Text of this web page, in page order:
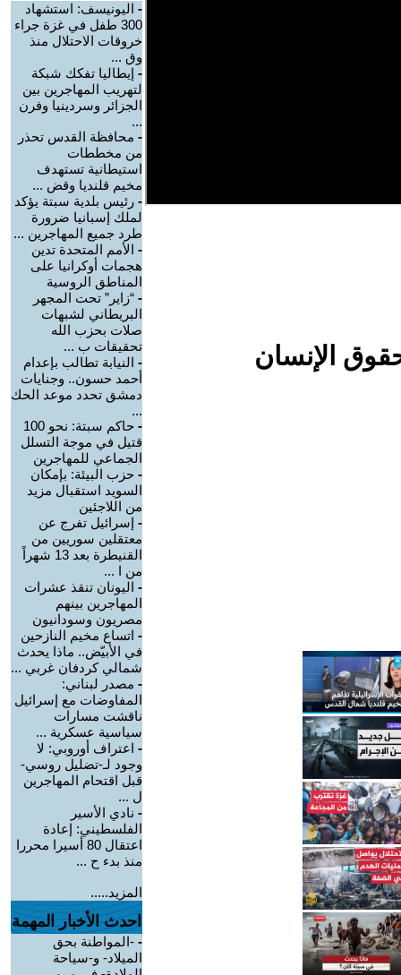
الإنسان
- اليونيسف: استشهاد
300 طفل في غزة جراء
خروقات الاحتلال منذ
وق ...
- إيطاليا تفكك شبكة
لتهريب المهاجرين بين
الجزائر وسردينيا وفرن
...
- محافظة القدس تحذر
من مخططات
استيطانية تستهدف
مخيم قلنديا وقض ...
- رئيس بلدية سبتة يؤكد
لملك إسبانيا ضرورة
طرد جميع المهاجرين ...
- الأمم المتحدة تدين
هجمات أوكرانيا على
المناطق الروسية
- “زاير” تحت المجهر
البريطاني لشبهات
صلات بحزب الله
تحقيقات ب ...
- النيابة تطالب بإعدام
أحمد حسون.. وجنايات
دمشق تحدد موعد الحك
...
-
حاكم سبتة: نحو 100
قتيل في موجة التسلل
الجماعي للمهاجرين
- حزب البيئة: بإمكان
السويد استقبال مزيد
من اللاجئين
- إسرائيل تفرج عن
معتقلين سوريين من
القنيطرة بعد 13 شهراً
من ا ...
- اليونان تنقذ عشرات
المهاجرين بينهم
مصريون وسودانيون
- اتساع مخيم النازحين
في الأبيّض.. ماذا يحدث
شمالي كردفان غربي ...
- مصدر لبناني:
المفاوضات مع إسرائيل
ناقشت مسارات
سياسية عسكرية ...
- اعتراف أوروبي: لا
وجود لـ-تضليل روسي-
قبل اقتحام المهاجرين
ل ...
- نادي الأسير
الفلسطيني: إعادة
اعتقال 80 أسيرا محررا
منذ بدء ح ...
المزيد.....
احدث الأخبار المهمة
- -المواطنة بحق
الميلاد- و-سياحة